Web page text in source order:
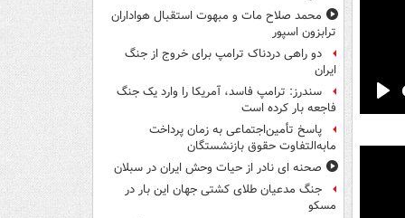
محمد صلاح مات و مبهوت استقبال هواداران
ترابزون اسپور
دو راهی دردناک ترامپ برای خروج از جنگ
ایران
سندرز: ترامپ فاسد، آمریکا را وارد یک جنگ
فاجعه بار کرده است
پاسخ تأمین‌اجتماعی به زمان پرداخت
مابه‌التفاوت حقوق بازنشستگان
صحنه ای نادر از حیات وحش ایران در سبلان
جنگ مدعیان طلای کشتی جهان این بار در
مسکو